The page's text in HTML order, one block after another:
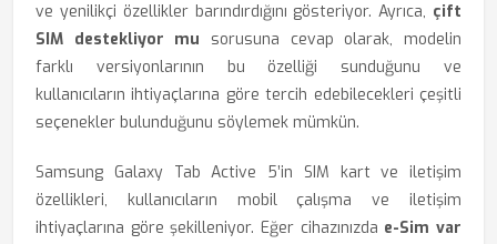
ve yenilikçi özellikler barındırdığını gösteriyor. Ayrıca, çift
SIM destekliyor mu sorusuna cevap olarak, modelin
farklı versiyonlarının bu özelliği sunduğunu ve
kullanıcıların ihtiyaçlarına göre tercih edebilecekleri çeşitli
seçenekler bulunduğunu söylemek mümkün.
Samsung Galaxy Tab Active 5’in SIM kart ve iletişim
özellikleri, kullanıcıların mobil çalışma ve iletişim
ihtiyaçlarına göre şekilleniyor. Eğer cihazınızda e-Sim var